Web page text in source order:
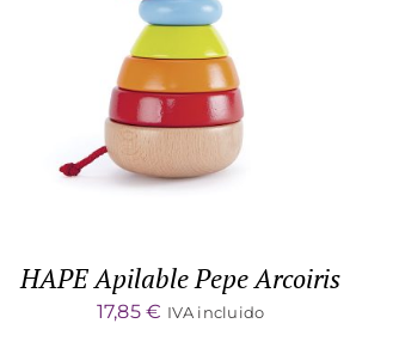
DETALLES
HAPE Apilable Pepe Arcoiris
17,85€ IVA incluido